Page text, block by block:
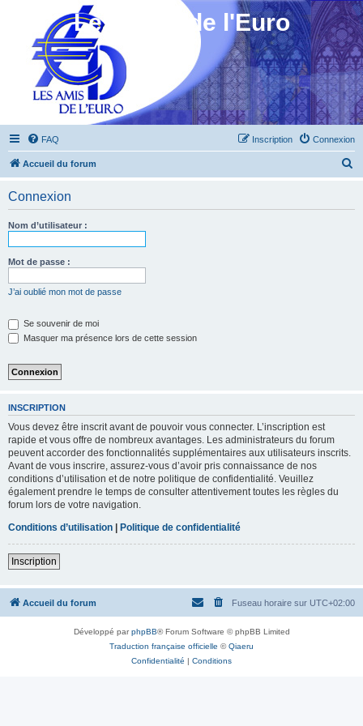
Les Amis de l'Euro
FAQ Connexion
Inscription
Accueil du forum
Connexion
Nom d’utilisateur :
Mot de passe :
J’ai oublié mon mot de passe
Se souvenir de moi
Masquer ma présence lors de cette session
INSCRIPTION
Vous devez être inscrit avant de pouvoir vous connecter. L’inscription est
rapide et vous offre de nombreux avantages. Les administrateurs du forum
peuvent accorder des fonctionnalités supplémentaires aux utilisateurs inscrits.
Avant de vous inscrire, assurez-vous d’avoir pris connaissance de nos
conditions d’utilisation et de notre politique de confidentialité. Veuillez
également prendre le temps de consulter attentivement toutes les règles du
forum lors de votre navigation.
Conditions d’utilisation | Politique de confidentialité
Inscription
Accueil du forum Fuseau horaire sur UTC+02:00
Développé parphpBB® Forum Software © phpBB Limited
Traduction française officielle ©Qiaeru
Confidentialité | Conditions